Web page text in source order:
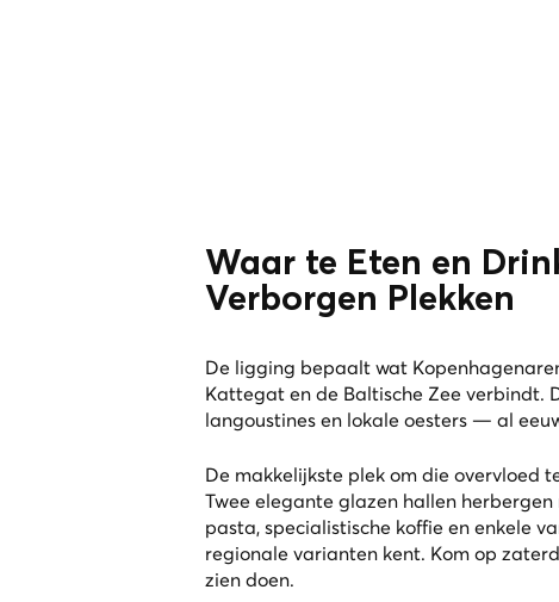
Waar te Eten en
Verborgen Plekken
De ligging bepaalt wat
Kattegat en de Baltische Zee verbindt.
langoustines en lokale oesters — al
De makkelijkste plek om die overvloed
Twee elegante glazen hallen
pasta, specialistische koffie en enkele
regionale varianten kent. Kom op
zien doen.